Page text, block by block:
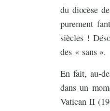
du diocèse
purement
siècles !
des « sans ».
En fait, au-
dans un
Vatican II